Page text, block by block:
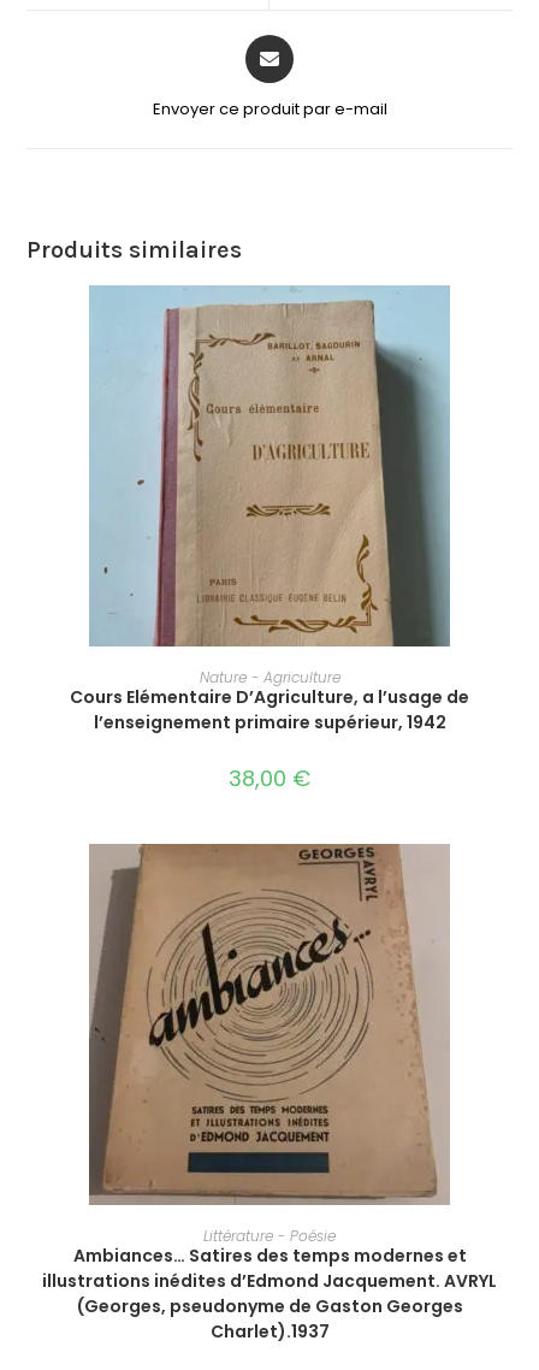
Envoyer ce produit par e-mail
Produits similaires
AJOUTER AU PANIER
Nature - Agriculture
Cours Elémentaire D’Agriculture, a l’usage de
l’enseignement primaire supérieur, 1942
38,00 €
AJOUTER AU PANIER
Littérature - Poésie
Ambiances… Satires des temps modernes et
illustrations inédites d’Edmond Jacquement.‎ AVRYL
(Georges, pseudonyme de Gaston Georges
Charlet).‎1937